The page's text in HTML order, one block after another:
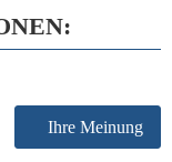
Ihre Meinung